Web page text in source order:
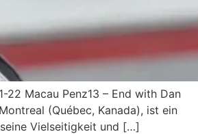
22 Macau Penz13 – End with Dan
(Québec, Kanada), ist ein
Vielseitigkeit und […]